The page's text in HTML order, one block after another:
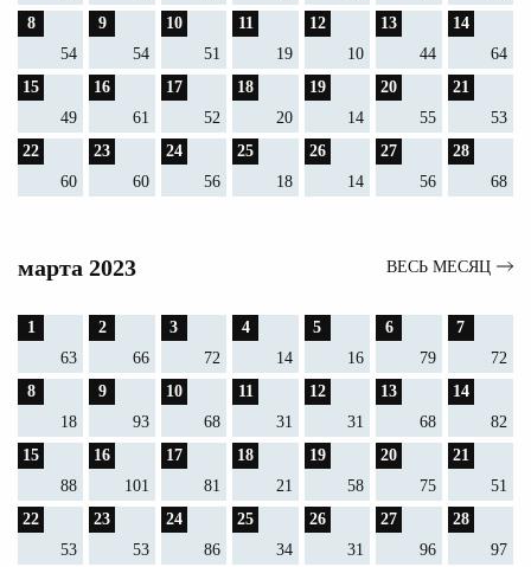
8
54
9
54
10
51
11
19
12
10
13
44
14
64
15
49
16
61
17
52
18
20
19
14
20
55
21
53
22
60
23
60
24
56
25
18
26
14
27
56
28
68
марта 2023 ВЕСЬ МЕСЯЦ
1
63
2
66
3
72
4
14
5
16
6
79
7
72
8
18
9
93
10
68
11
31
12
31
13
68
14
82
15
88
16
101
17
81
18
21
19
58
20
75
21
51
22
53
23
53
24
86
25
34
26
31
27
96
28
97